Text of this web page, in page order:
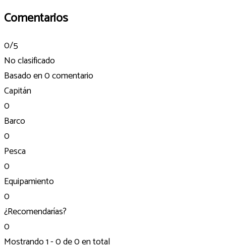
Comentarios
0/5
No clasificado
Basado en0 comentario
Capitán
0
Barco
0
Pesca
0
Equipamiento
0
¿Recomendarías?
0
Mostrando 1 - 0 de 0 en total